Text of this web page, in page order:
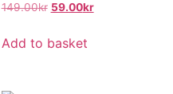
149.00kr 59.00kr
Add to basket